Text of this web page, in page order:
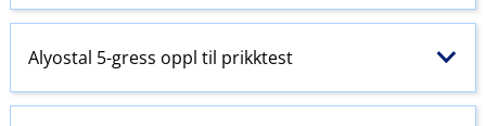
Alyostal 5-gress oppl til prikktest